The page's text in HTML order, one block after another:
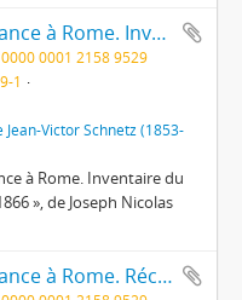
« Académie impériale de France à Rome. Inventaire du mobilier existant au 31 décembre 1866 »
0000 0001 2158 9529
1
Victor Schnetz (1853-
à Rome. Inventaire du
», de Joseph Nicolas
« Académie impériale de France à Rome. Récolement de l’inventaire du mobilier au 31 décembre 1867 »